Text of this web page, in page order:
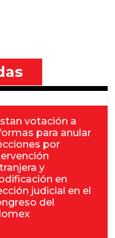
votación a
para anular
por
y
en
judicial en el
del